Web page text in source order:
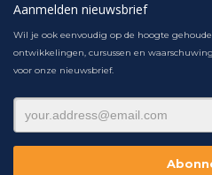
Aanmelden nieuwsbrief
Wil je ook eenvoudig op de hoogte
ontwikkelingen, cursussen en
voor onze nieuwsbrief.